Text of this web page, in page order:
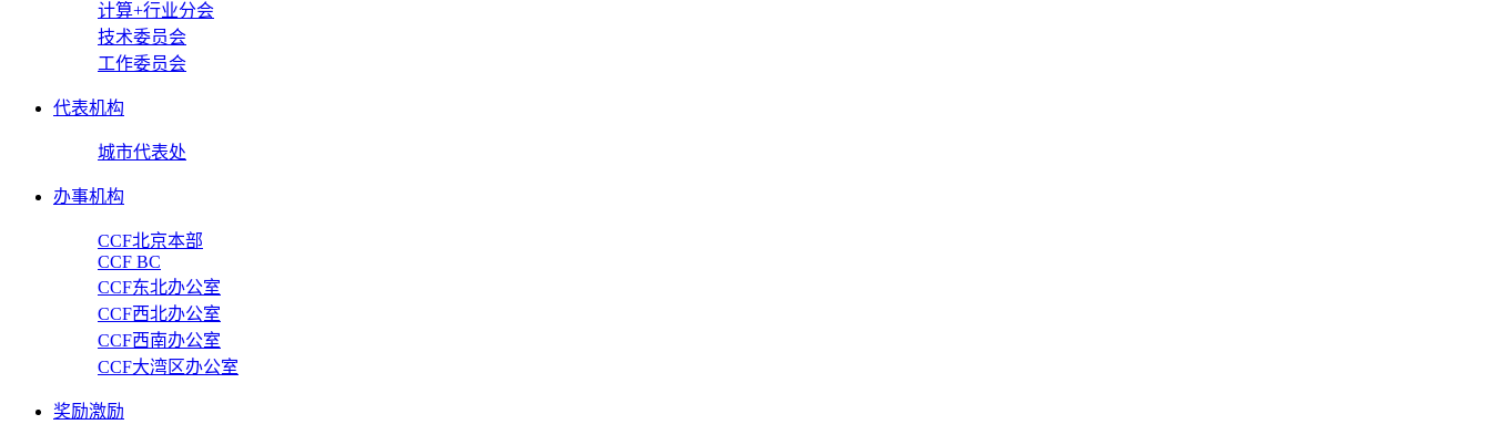
计算+行业分会
技术委员会
工作委员会
代表机构
城市代表处
办事机构
CCF北京本部
CCF BC
CCF东北办公室
CCF西北办公室
CCF西南办公室
CCF大湾区办公室
奖励激励